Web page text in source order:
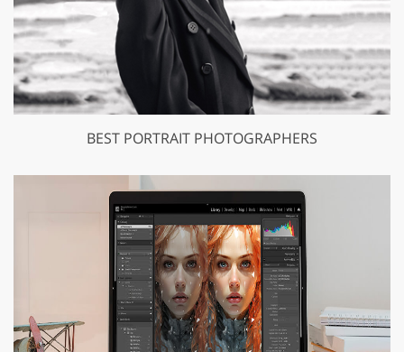
BEST PORTRAIT PHOTOGRAPHERS